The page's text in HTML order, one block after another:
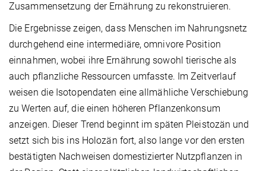
Zusammensetzung der Ernährung zu rekonstruieren.
Die Ergebnisse zeigen, dass Menschen im Nahrungsnetz
durchgehend eine intermediäre, omnivore Position
einnahmen, wobei ihre Ernährung sowohl tierische als
auch pflanzliche Ressourcen umfasste. Im Zeitverlauf
weisen die Isotopendaten eine allmähliche Verschiebung
zu Werten auf, die einen höheren Pflanzenkonsum
anzeigen. Dieser Trend beginnt im späten Pleistozän und
setzt sich bis ins Holozän fort, also lange vor den ersten
bestätigten Nachweisen domestizierter Nutzpflanzen in